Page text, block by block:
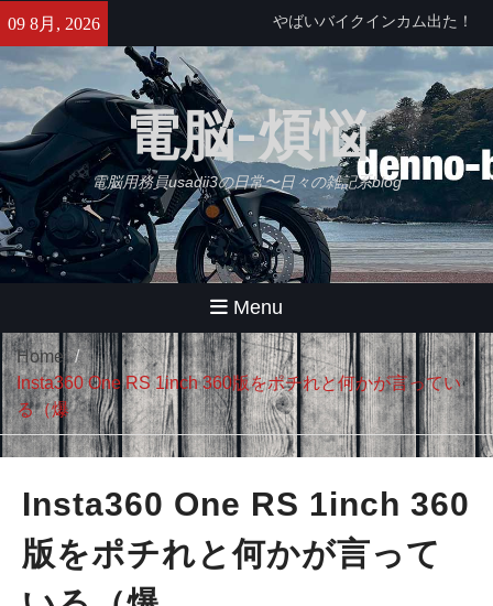
content
09 8月, 2026
せっかくなのでObsidianをもう
少し使ってみる・・・【追記】
と、思ったけどやっぱムリ。
久々にB2さんとラーメンツー
電脳-煩悩
電脳用務員usadii3の日常〜日々の雑記系blog
Menu
Home
Insta360 One RS 1inch 360版をポチれと何かが言ってい
る（爆
Insta360 One RS 1inch 360
版をポチれと何かが言って